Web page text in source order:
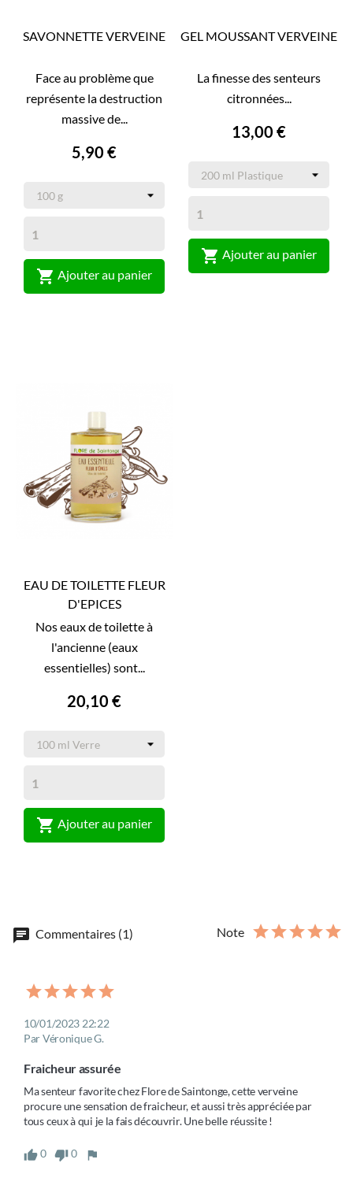
SAVONNETTE VERVEINE
Face au problème que
représente la destruction
massive de...
5,90 €
 Ajouter au panier
GEL MOUSSANT VERVEINE
La finesse des senteurs
citronnées...
13,00 €
 Ajouter au panier
EAU DE TOILETTE FLEUR
D'EPICES
Nos eaux de toilette à
l'ancienne (eaux
essentielles) sont...
20,10 €
 Ajouter au panier
chat Commentaires (1) Note
10/01/2023 22:22
Par Véronique G.
Fraicheur assurée
Ma senteur favorite chez Flore de Saintonge, cette verveine
procure une sensation de fraicheur, et aussi très appréciée par
tous ceux à qui je la fais découvrir. Une belle réussite !
thumb_up0 thumb_down0 flag